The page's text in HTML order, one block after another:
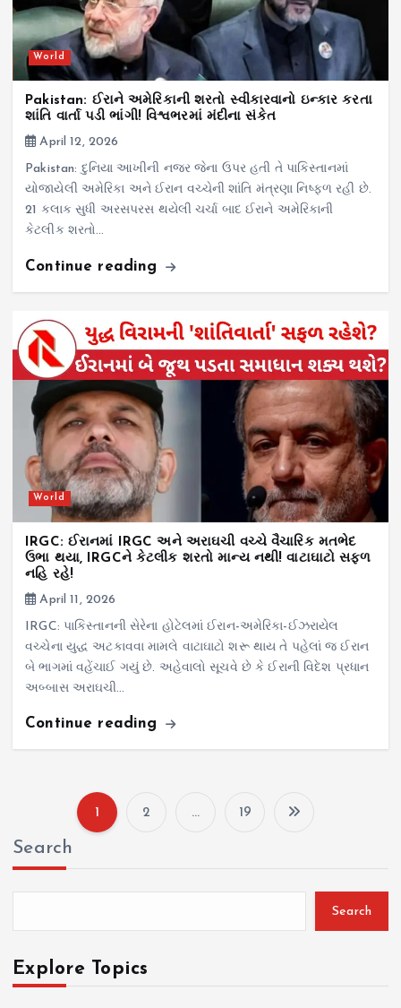
World
Pakistan: ઈરાને અમેરિકાની શરતો સ્વીકારવાનો ઇન્કાર કરતા
શાંતિ વાર્તા પડી ભાંગી! વિશ્વભરમાં મંદીના સંકેત
April 12, 2026
Pakistan: દુનિયા આખીની નજર જેના ઉપર હતી તે પાકિસ્તાનમાં
યોજાયેલી અમેરિકા અને ઈરાન વચ્ચેની શાંતિ મંત્રણા નિષ્ફળ રહી છે.
21 કલાક સુધી અરસપરસ થયેલી ચર્ચા બાદ ઈરાને અમેરિકાની
કેટલીક શરતો…
Continue reading
World
IRGC: ઈરાનમાં IRGC અને અરાઘચી વચ્ચે વૈચારિક મતભેદ
ઉભા થયા, IRGCને કેટલીક શરતો માન્ય નથી! વાટાઘાટો સફળ
નહિ રહે!
April 11, 2026
IRGC: પાકિસ્તાનની સેરેના હોટેલમાં ઈરાન-અમેરિકા-ઈઝરાયેલ
વચ્ચેના યુદ્ધ અટકાવવા મામલે વાટાઘાટો શરૂ થાય તે પહેલાં જ ઈરાન
બે ભાગમાં વહેંચાઈ ગયું છે. અહેવાલો સૂચવે છે કે ઈરાની વિદેશ પ્રધાન
અબ્બાસ અરાઘચી…
Continue reading
s
1 2 … 19
Search
Search
Explore Topics